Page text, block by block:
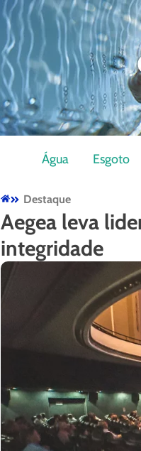
Água Esgoto
Destaque
Aegea leva
integridade